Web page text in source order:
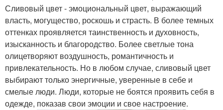
Сливовый цвет - эмоциональный цвет, выражающий
власть, могущество, роскошь и страсть. В более темных
оттенках проявляется таинственность и духовность,
изысканность и благородство. Более светлые тона
олицетворяют воздушность, романтичность и
привлекательность. Но в любом случае, сливовый цвет
выбирают только энергичные, уверенные в себе и
смелые люди. Люди, которые не боятся проявить себя в
одежде, показав свои эмоции и свое настроение.